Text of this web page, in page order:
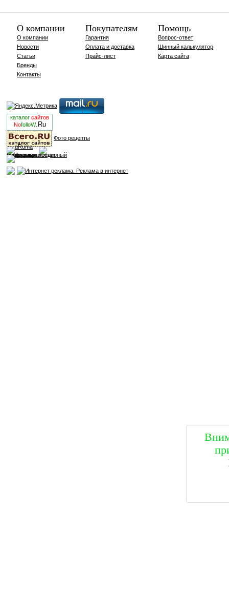
О компании
О компании
Новости
Статьи
Бренды
Контакты
Покупателям
Гарантия
Оплата и доставка
Прайс-лист
Помощь
Вопрос-ответ
Шинный калькулятор
Карта сайта
каталог сайтов
NofolloW.Ru
Фото рецепты